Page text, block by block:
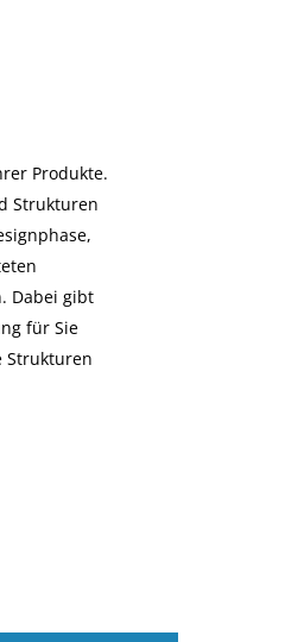
Produkte.
Strukturen
Dabei gibt
für Sie
Strukturen